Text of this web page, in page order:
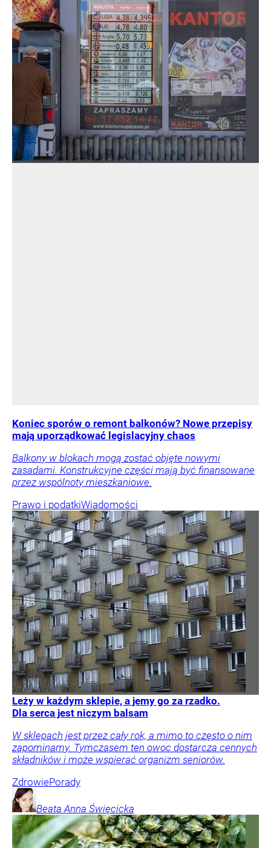
Koniec sporów o remont balkonów? Nowe przepisy
mają uporządkować legislacyjny chaos
Balkony w blokach mogą zostać objęte nowymi
zasadami. Konstrukcyjne części mają być finansowane
przez wspólnoty mieszkaniowe.
Prawo i podatkiWiadomości
Leży w każdym sklepie, a jemy go za rzadko.
Dla serca jest niczym balsam
W sklepach jest przez cały rok, a mimo to często o nim
zapominamy. Tymczasem ten owoc dostarcza cennych
składników i może wspierać organizm seniorów.
ZdrowiePorady
Beata Anna Święcicka